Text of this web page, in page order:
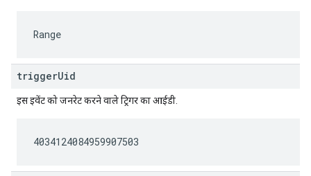
Range
triggerUid
इस इवेंट को जनरेट करने वाले ट्रिगर का आईडी.
4034124084959907503